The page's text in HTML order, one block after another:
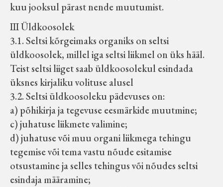
kuu jooksul pärast nende muutumist.
III Üldkoosolek
3.1. Seltsi kõrgeimaks organiks on seltsi
üldkoosolek, millel iga seltsi liikmel on üks hääl.
Teist seltsi liiget saab üldkoosolekul esindada
üksnes kirjaliku volituse alusel
3.2. Seltsi üldkoosoleku pädevuses on:
a) põhikirja ja tegevuse eesmärkide muutmine;
c) juhatuse liikmete valimine;
d) juhatuse või muu organi liikmega tehingu
tegemise või tema vastu nõude esitamise
otsustamine ja selles tehingus või nõudes seltsi
esindaja määramine;